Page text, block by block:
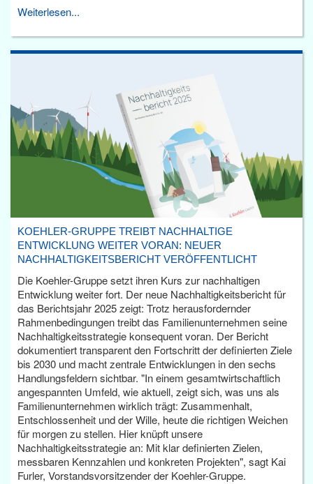
Weiterlesen...
KOEHLER-GRUPPE TREIBT NACHHALTIGE
ENTWICKLUNG WEITER VORAN: NEUER
NACHHALTIGKEITSBERICHT VERÖFFENTLICHT
Die Koehler-Gruppe setzt ihren Kurs zur nachhaltigen
Entwicklung weiter fort. Der neue Nachhaltigkeitsbericht für
das Berichtsjahr 2025 zeigt: Trotz herausfordernder
Rahmenbedingungen treibt das Familienunternehmen seine
Nachhaltigkeitsstrategie konsequent voran. Der Bericht
dokumentiert transparent den Fortschritt der definierten Ziele
bis 2030 und macht zentrale Entwicklungen in den sechs
Handlungsfeldern sichtbar. "In einem gesamtwirtschaftlich
angespannten Umfeld, wie aktuell, zeigt sich, was uns als
Familienunternehmen wirklich trägt: Zusammenhalt,
Entschlossenheit und der Wille, heute die richtigen Weichen
für morgen zu stellen. Hier knüpft unsere
Nachhaltigkeitsstrategie an: Mit klar definierten Zielen,
messbaren Kennzahlen und konkreten Projekten", sagt Kai
Furler, Vorstandsvorsitzender der Koehler-Gruppe.